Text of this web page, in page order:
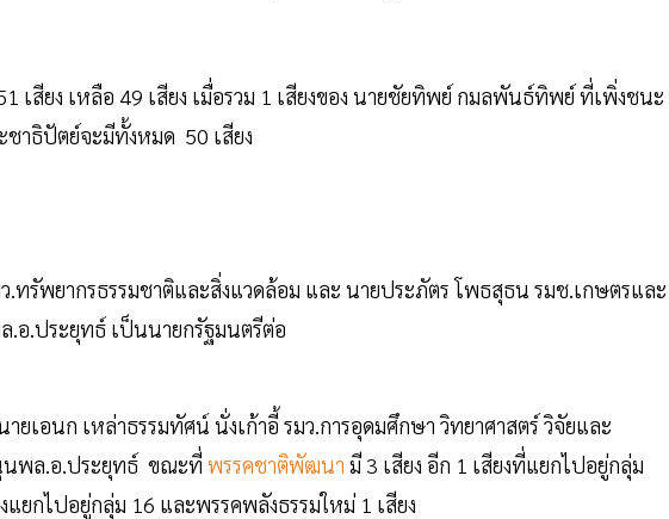
เสียง เหลือ 49 เสียง เมื่อรวม 1 เสียงของ นายชัยทิพย์ กมลพันธ์ทิพย์ ที่เพิ่งชนะ
ชาธิปัตย์จะมีทั้งหมด 50 เสียง
.ทรัพยากรธรรมชาติและสิ่งแวดล้อม และ นายประภัตร โพธสุธน รมช.เกษตรและ
อ.ประยุทธ์ เป็นนายกรัฐมนตรีต่อ
ายเอนก เหล่าธรรมทัศน์ นั่งเก้าอี้ รมว.การอุดมศึกษา วิทยาศาสตร์ วิจัยและ
นพล.อ.ประยุทธ์ ขณะที่ พรรคชาติพัฒนา มี 3 เสียง อีก 1 เสียงที่แยกไปอยู่กลุ่ม
แยกไปอยู่กลุ่ม 16 และพรรคพลังธรรมใหม่ 1 เสียง